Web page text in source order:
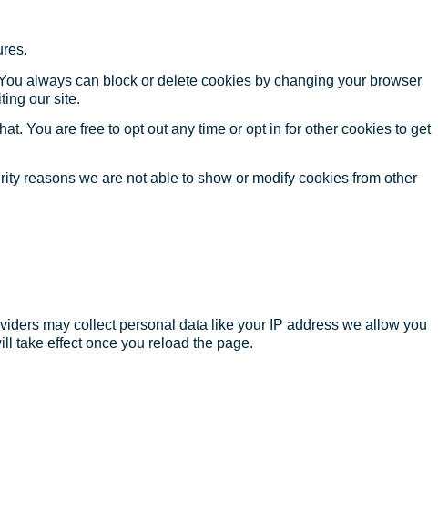
always can block or delete cookies by changing your browser
our site.
You are free to opt out any time or opt in for other cookies to get
reasons we are not able to show or modify cookies from other
may collect personal data like your IP address we allow you
take effect once you reload the page.